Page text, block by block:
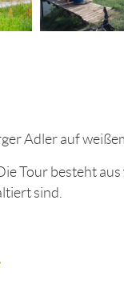
Adler auf
Tour besteht
sind.